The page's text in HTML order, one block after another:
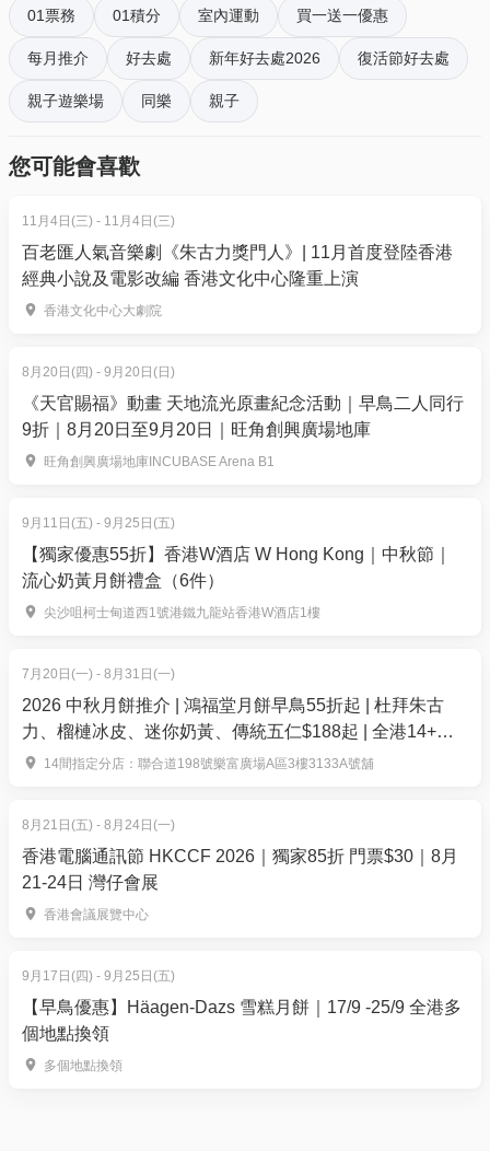
每位成人每時段只可陪同兩位小童入場
每位進入Super Sports Park人士必需簽妥免責聲明
後才可進場 (18歲以下必需由成年人簽名)
所有入場人士必須穿著Super Sports Park防滑襪
設施:
匹克球即係咩啊？結合羽毛球、乒乓球同網球嘅樂
趣，適合所有年齡層，就算新手都好易上手！
SSP全新團體遊戲｜賽車對決 等你組隊挑機！
🏎️ 賽車模擬器｜即時對戰・以速度技術取勝！
快、鬥準、鬥反應，感受真正嘅速度與激情！
有電子門票附件(PDF)。
4. 我預訂了活動，但還沒收到確認電郵，該怎樣辦？
- 如果仍未能找到確認電郵，你可以電郵到
01space@hk01.com 與我們聯絡。
5. 下單後，我可以修改訂單或申請退款嗎？
訂單確認後，不設修改及退款，如需更多協助，請電
郵到 01space@hk01.com。
6. 如何賺取及使用 01 積分？
再賺，賺完再買、再食、再玩！
01票務 01積分 室內運動 買一送一優惠
每月推介 好去處 新年好去處2026 復活節好去處
親子遊樂場 同樂 親子
您可能會喜歡
11月4日(三) - 11月4日(三)
百老匯人氣音樂劇《朱古力獎門人》| 11月首度登陸香港
經典小說及電影改編 香港文化中心隆重上演
香港文化中心大劇院
8月20日(四) - 9月20日(日)
《天官賜福》動畫 天地流光原畫紀念活動｜早鳥二人同行
9折｜8月20日至9月20日｜旺角創興廣場地庫
旺角創興廣場地庫INCUBASE Arena B1
9月11日(五) - 9月25日(五)
【獨家優惠55折】香港W酒店 W Hong Kong｜中秋節｜
流心奶黃月餅禮盒（6件）
尖沙咀柯士甸道西1號港鐵九龍站香港W酒店1樓
7月20日(一) - 8月31日(一)
2026 中秋月餅推介 | 鴻福堂月餅早鳥55折起 | 杜拜朱古
力、榴槤冰皮、迷你奶黃、傳統五仁$188起 | 全港14+分
店換領
14間指定分店：聯合道198號樂富廣場A區3樓3133A號舖
8月21日(五) - 8月24日(一)
香港電腦通訊節 HKCCF 2026｜獨家85折 門票$30｜8月
21-24日 灣仔會展
香港會議展覽中心
9月17日(四) - 9月25日(五)
【早鳥優惠】Häagen-Dazs 雪糕月餅｜17/9 -25/9 全港多
個地點換領
多個地點換領